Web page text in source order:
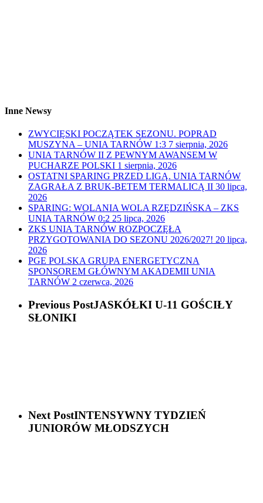
Inne Newsy
ZWYCIĘSKI POCZĄTEK SEZONU. POPRAD
MUSZYNA – UNIA TARNÓW 1:3 7 sierpnia, 2026
UNIA TARNÓW II Z PEWNYM AWANSEM W
PUCHARZE POLSKI 1 sierpnia, 2026
OSTATNI SPARING PRZED LIGĄ. UNIA TARNÓW
ZAGRAŁA Z BRUK-BETEM TERMALICĄ II 30 lipca,
2026
SPARING: WOLANIA WOLA RZĘDZIŃSKA – ZKS
UNIA TARNÓW 0:2 25 lipca, 2026
ZKS UNIA TARNÓW ROZPOCZĘŁA
PRZYGOTOWANIA DO SEZONU 2026/2027! 20 lipca,
2026
PGE POLSKA GRUPA ENERGETYCZNA
SPONSOREM GŁÓWNYM AKADEMII UNIA
TARNÓW 2 czerwca, 2026
Previous PostJASKÓŁKI U-11 GOŚCIŁY
SŁONIKI
Next PostINTENSYWNY TYDZIEŃ
JUNIORÓW MŁODSZYCH